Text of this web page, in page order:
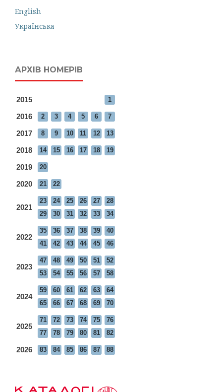
English
Українська
АРХІВ НОМЕРІВ
2015 1
2016 2 3 4 5 6 7
2017 8 9 10 11 12 13
2018 14 15 16 17 18 19
2019 20
2020 21 22
2021
23 24 25 26 27
28
29
30 31 32 33 34
2022
35 36 37 38 39
40
41
42 43 44 45 46
2023
47 48 49 50 51
52
53
54 55 56 57 58
2024
59 60 61 62 63
64
65
66 67 68 69 70
2025
71 72 73 74 75
76
77
78 79 80 81 82
2026 83 84 85 86 87 88